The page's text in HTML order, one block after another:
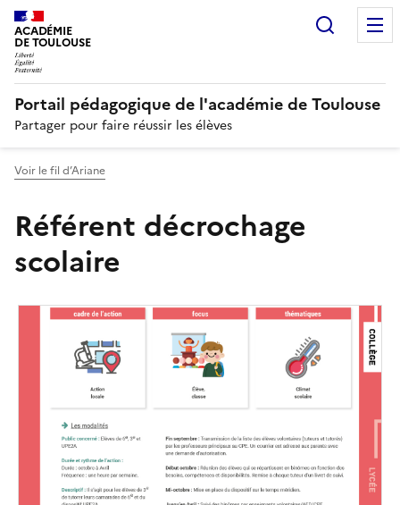
ACADÉMIE
DE TOULOUSE
Portail pédagogique de l'académie de Toulouse
Partager pour faire réussir les élèves
Voir le fil d’Ariane
Référent décrochage
scolaire